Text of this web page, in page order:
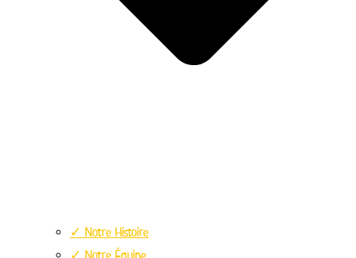
✓ Notre Histoire
✓ Notre Équipe